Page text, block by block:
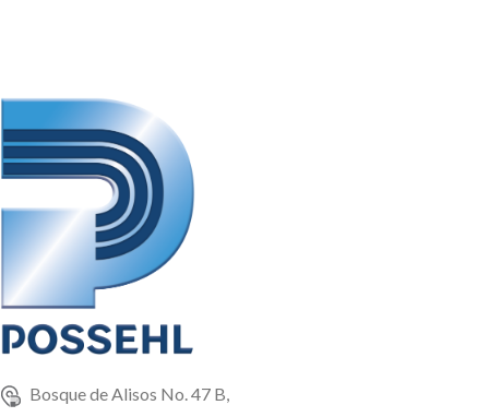
Bosque de Alisos No. 47 B,